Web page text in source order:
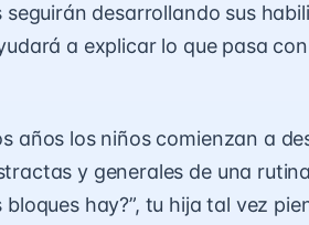
desarrollando sus
a explicar lo que pasa
años los niños comienzan a
y generales de una
hay?”, tu hija tal vez